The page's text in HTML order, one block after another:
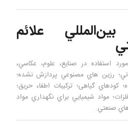
علائم
مورد استفاده در صنايع، علوم، عكاسي،
رزين‌ هاي مصنوعي پردازش نشده؛
كودهاي گياهی؛ تركيبات اطفاء حريق؛
مواد شيميايي براي نگهداري مواد
صنعتي.